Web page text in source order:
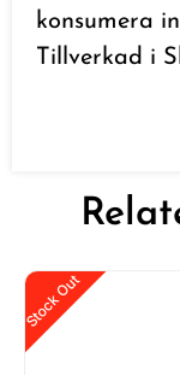
konsumera
Tillverkad i
Stock Out